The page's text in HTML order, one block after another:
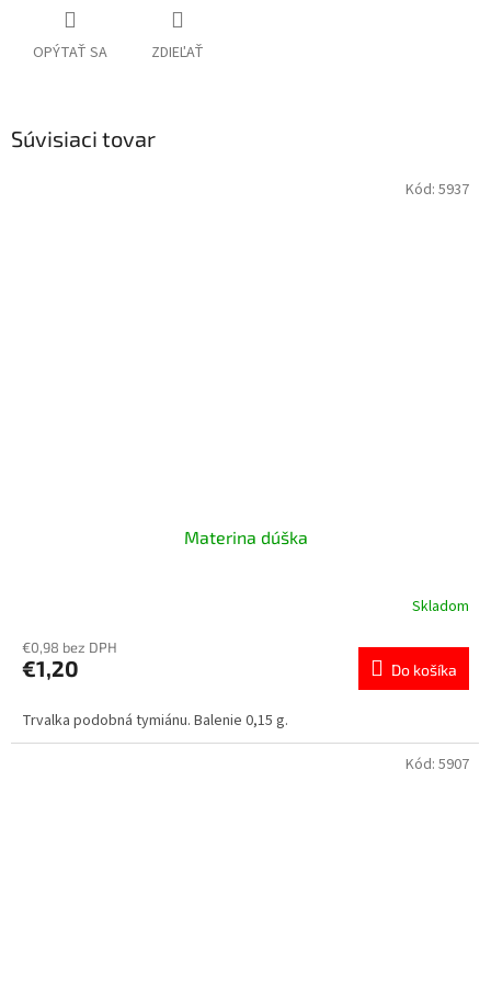
OPÝTAŤ SA ZDIEĽAŤ
Súvisiaci tovar
Materina dúška
Skladom
€0,98 bez DPH
€1,20 Do košíka
Trvalka podobná tymiánu. Balenie 0,15 g.
Kód: 5937
Kód: 5907